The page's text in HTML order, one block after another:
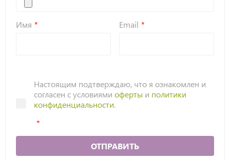
Имя Email
Настоящим подтверждаю, что я ознакомлен и
согласен с условиями оферты и политики
конфиденциальности.
ОТПРАВИТЬ